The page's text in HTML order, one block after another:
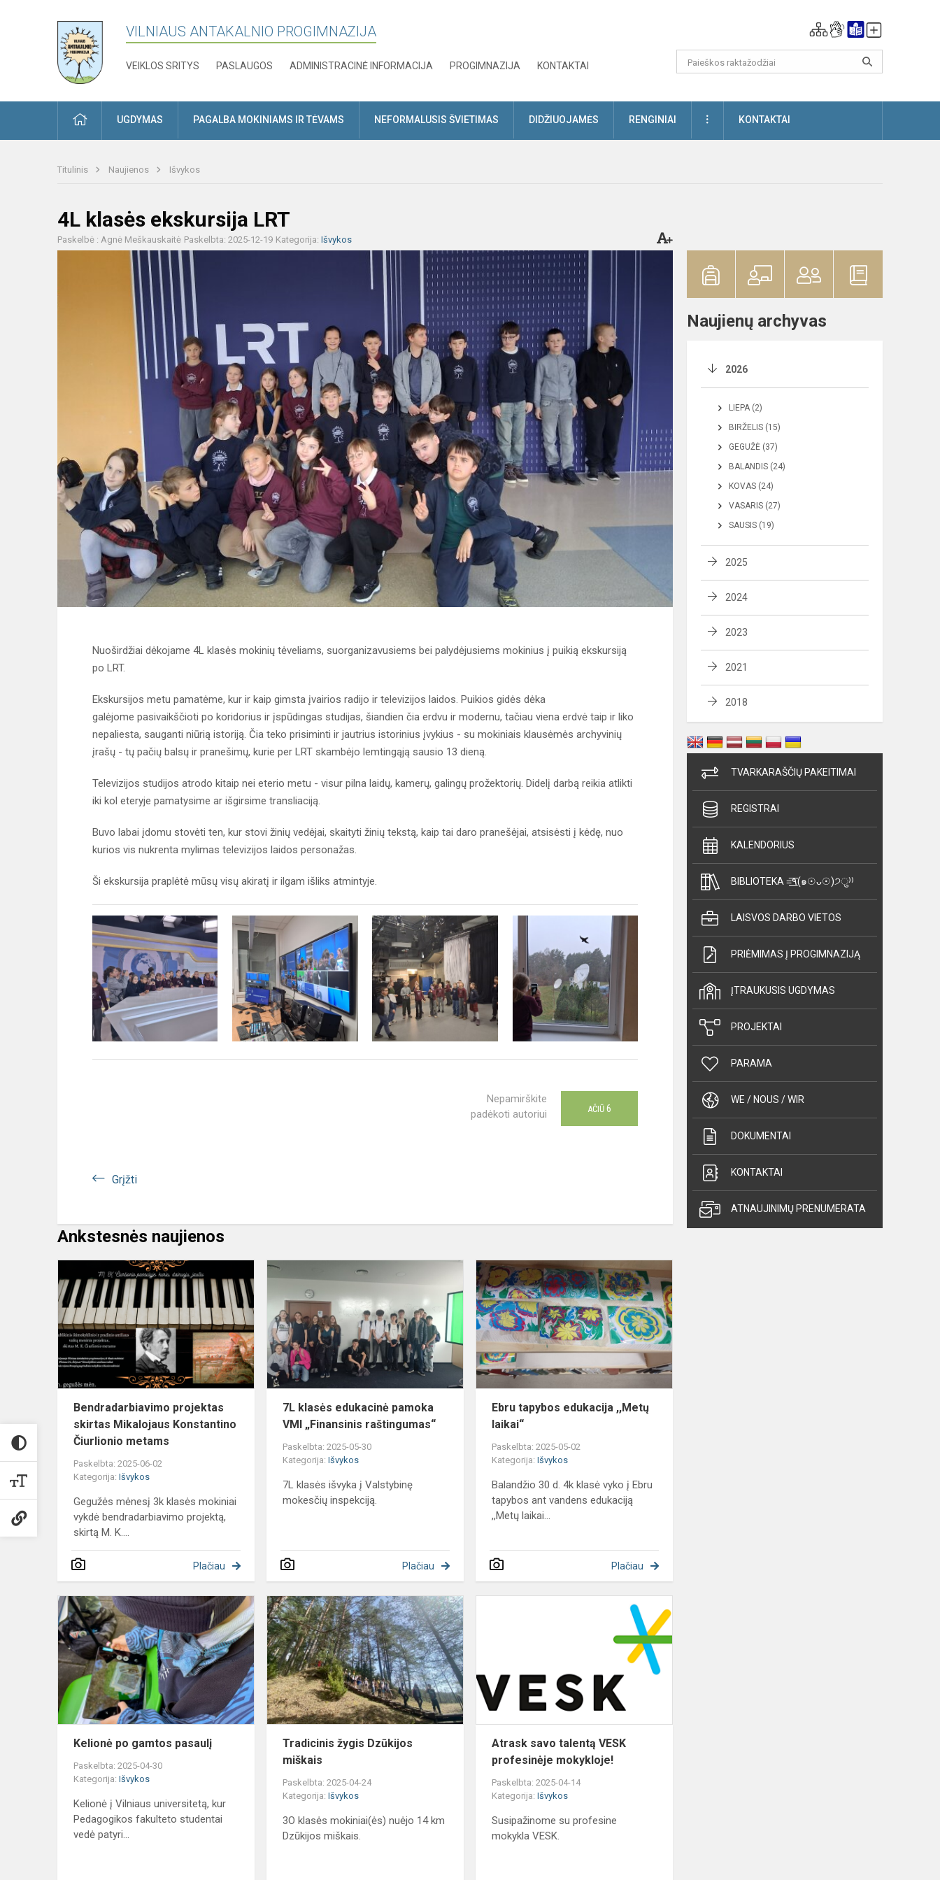
VILNIAUS ANTAKALNIO PROGIMNAZIJA
VEIKLOS SRITYS PASLAUGOS ADMINISTRACINĖ INFORMACIJA PROGIMNAZIJA KONTAKTAI
PRADŽIAUGDYMAS PAGALBA MOKINIAMS IR TĖVAMS NEFORMALUSIS ŠVIETIMAS DIDŽIUOJAMĖS RENGINIAI DAUGIAUKONTAKTAI
Titulinis Naujienos Išvykos
4L klasės ekskursija LRT
Paskelbė : Agnė Meškauskaitė Paskelbta: 2025-12-19 Kategorija: Išvykos
Nuoširdžiai dėkojame 4L klasės mokinių tėveliams, suorganizavusiems bei palydėjusiems mokinius į puikią ekskursiją
po LRT.
Ekskursijos metu pamatėme, kur ir kaip gimsta įvairios radijo ir televizijos laidos. Puikios gidės dėka
galėjome pasivaikščioti po koridorius ir įspūdingas studijas, šiandien čia erdvu ir modernu, tačiau viena erdvė taip ir liko
nepaliesta, sauganti niūrią istoriją. Čia teko prisiminti ir jautrius istorinius įvykius - su mokiniais klausėmės archyvinių
įrašų - tų pačių balsų ir pranešimų, kurie per LRT skambėjo lemtingąją sausio 13 dieną.
Televizijos studijos atrodo kitaip nei eterio metu - visur pilna laidų, kamerų, galingų prožektorių. Didelį darbą reikia atlikti
iki kol eteryje pamatysime ar išgirsime transliaciją.
Buvo labai įdomu stovėti ten, kur stovi žinių vedėjai, skaityti žinių tekstą, kaip tai daro pranešėjai, atsisėsti į kėdę, nuo
kurios vis nukrenta mylimas televizijos laidos personažas.
Ši ekskursija praplėtė mūsų visų akiratį ir ilgam išliks atmintyje.
Nepamirškite
padėkoti autoriui
AČIŪ 6
Grįžti
Ankstesnės naujienos
Bendradarbiavimo
projektas
skirtas
Mikalojaus
Konstantino
Č...
Bendradarbiavimo projektas
skirtas Mikalojaus Konstantino
Čiurlionio metams
Paskelbta: 2025-06-02
Kategorija: Išvykos
Gegužės mėnesį 3k klasės mokiniai
vykdė bendradarbiavimo projektą,
skirtą M. K....
Plačiau
7L
klasės
edukacinė
pamoka
VMI
„Finansinis
raštingumas“
7L klasės edukacinė pamoka
VMI „Finansinis raštingumas“
Paskelbta: 2025-05-30
Kategorija:Išvykos
7L klasės išvyka į Valstybinę
mokesčių inspekciją.
Plačiau
Ebru
tapybos
edukacija
,,Metų
laikai“
Ebru tapybos edukacija ,,Metų
laikai“
Paskelbta: 2025-05-02
Kategorija:Išvykos
Balandžio 30 d. 4k klasė vyko į Ebru
tapybos ant vandens edukaciją
,,Metų laikai...
Plačiau
Kelionė
po
gamtos
pasaulį
Kelionė po gamtos pasaulį
Paskelbta: 2025-04-30
Kategorija: Išvykos
Kelionė į Vilniaus universitetą, kur
Pedagogikos fakulteto studentai
vedė patyri...
Tradicinis
žygis
Dzūkijos
miškais
Tradicinis žygis Dzūkijos
miškais
Paskelbta: 2025-04-24
Kategorija:Išvykos
3O klasės mokiniai(ės) nuėjo 14 km
Dzūkijos miškais.
talentą
Atrask savo talentą VESK
profesinėje mokykloje!
Paskelbta: 2025-04-14
Kategorija:Išvykos
Susipažinome su profesine
mokykla VESK.
Naujienų archyvas
2026
LIEPA (2)
BIRŽELIS (15)
GEGUŽĖ (37)
BALANDIS (24)
KOVAS (24)
VASARIS (27)
SAUSIS (19)
2025
2024
2023
2021
2018
TVARKARAŠČIŲ PAKEITIMAI
REGISTRAI
KALENDORIUS
BIBLIOTEKA =͟͟͞͞٩(๑☉ᴗ☉)੭ु⁾⁾
LAISVOS DARBO VIETOS
PRIĖMIMAS Į PROGIMNAZIJĄ
ĮTRAUKUSIS UGDYMAS
PROJEKTAI
PARAMA
WE / NOUS / WIR
DOKUMENTAI
KONTAKTAI
ATNAUJINIMŲ PRENUMERATA